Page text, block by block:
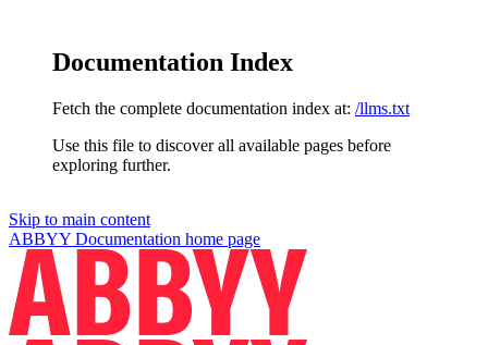
Documentation Index
Fetch the complete documentation index at: /llms.txt
Use this file to discover all available pages before
exploring further.
Skip to main content
ABBYY Documentation home page